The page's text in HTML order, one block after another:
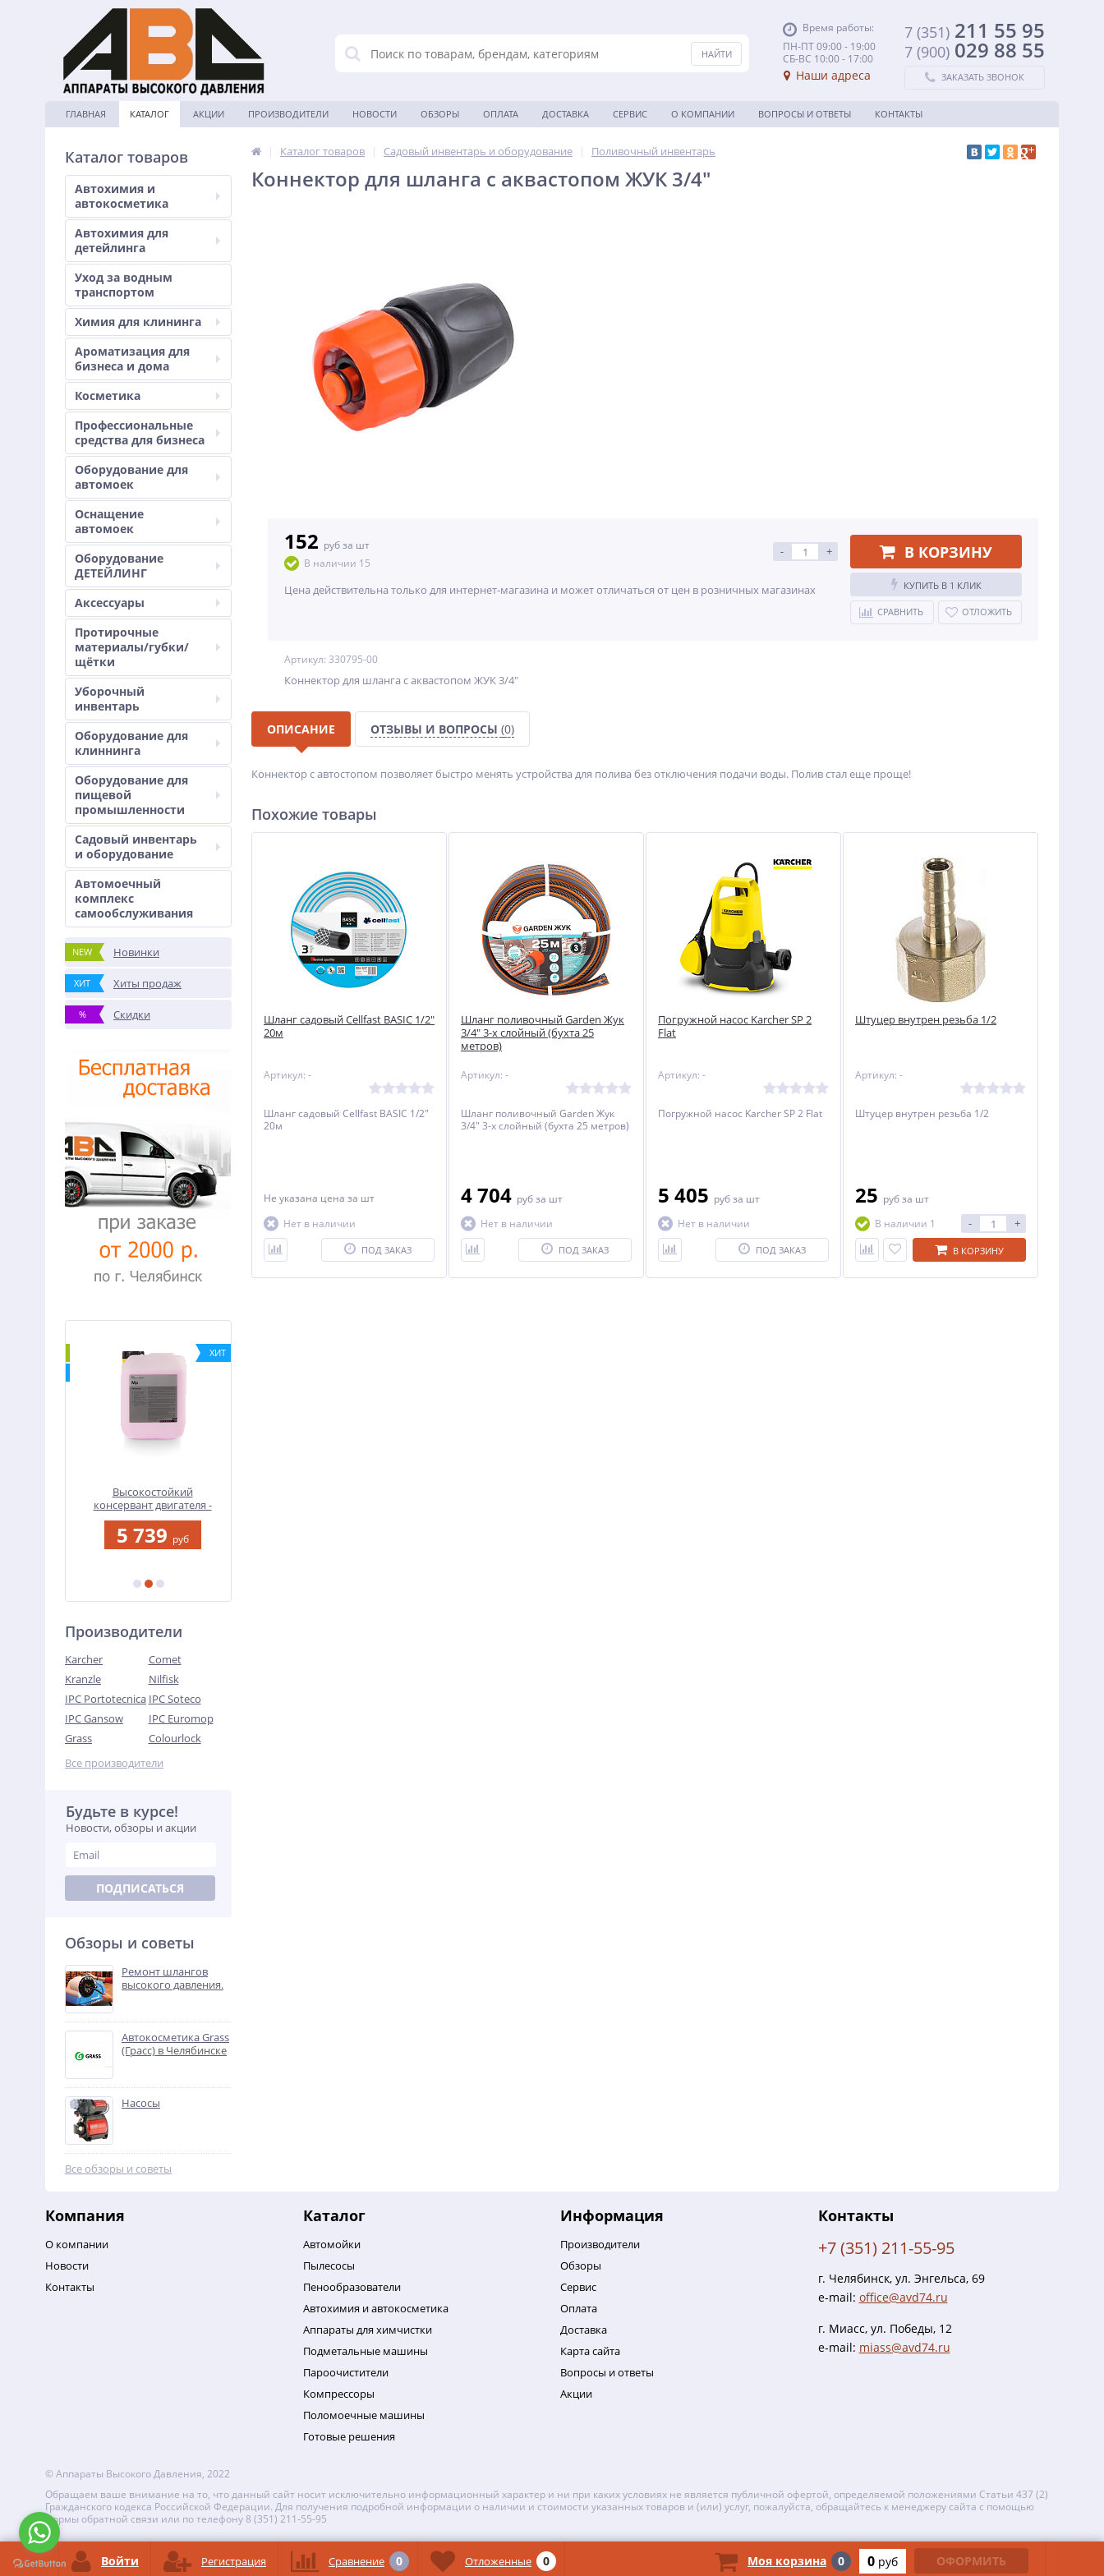
Время работы:
ПН-ПТ 09:00 - 19:00
СБ-ВС 10:00 - 17:00
Наши адреса
7 (351) 211 55 95
7 (900) 029 88 55
ЗАКАЗАТЬ ЗВОНОК
ГЛАВНАЯ КАТАЛОГ АКЦИИ ПРОИЗВОДИТЕЛИ НОВОСТИ ОБЗОРЫ ОПЛАТА ДОСТАВКА СЕРВИС О КОМПАНИИ ВОПРОСЫ И ОТВЕТЫ КОНТАКТЫ
Каталог товаров
Автохимия и
автокосметика
Автохимия для
детейлинга
Уход за водным
транспортом
Химия для клининга
Ароматизация для
бизнеса и дома
Косметика
Профессиональные
средства для бизнеса
Оборудование для
автомоек
Оснащение
автомоек
Оборудование
ДЕТЕЙЛИНГ
Аксессуары
Протирочные
материалы/губки/
щётки
Уборочный
инвентарь
Оборудование для
клиннинга
Оборудование для
пищевой
промышленности
Садовый инвентарь
и оборудование
Автомоечный
комплекс
самообслуживания
NEW Новинки
ХИТ Хиты продаж
% Скидки
ХИТ
Высокостойкий
консервант двигателя -
MOTORPLAST (Mp) | Koch |
5 л
5 739 руб
Производители
Karcher
Comet
Kranzle
Nilfisk
IPC Portotecnica IPC Soteco
IPC Gansow
IPC Euromop
Grass
Colourlock
Все производители
Будьте в курсе!
Новости, обзоры и акции
ПОДПИСАТЬСЯ
Обзоры и советы
Ремонт шлангов
высокого давления.
Автокосметика Grass
(Грасс) в Челябинске
Насосы
Все обзоры и советы
| Каталог товаров | Садовый инвентарь и оборудование | Поливочный инвентарь
Коннектор для шланга с аквастопом ЖУК 3/4"
152 руб за шт
В наличии 15
Цена действительна только для интернет-магазина и может отличаться от цен в розничных магазинах
- + В КОРЗИНУ
КУПИТЬ В 1 КЛИК
СРАВНИТЬ ОТЛОЖИТЬ
Артикул: 330795-00
Коннектор для шланга с аквастопом ЖУК 3/4"
ОПИСАНИЕ ОТЗЫВЫ И ВОПРОСЫ (0)
Коннектор с автостопом позволяет быстро менять устройства для полива без отключения подачи воды. Полив стал еще проще!
Похожие товары
Шланг садовый Cellfast BASIC 1/2"
20м
Артикул: -
Шланг садовый Cellfast BASIC 1/2"
20м
Не указана цена за шт
Нет в наличии
ПОД ЗАКАЗ
Шланг поливочный Garden Жук
3/4" 3-х слойный (бухта 25
метров)
Артикул: -
Шланг поливочный Garden Жук
3/4" 3-х слойный (бухта 25 метров)
4 704 рубза шт
Нет в наличии
ПОД ЗАКАЗ
Погружной насос Karcher SP 2
Flat
Артикул: -
Погружной насос Karcher SP 2 Flat
5 405 рубза шт
Нет в наличии
ПОД ЗАКАЗ
Штуцер внутрен резьба 1/2
Артикул: -
Штуцер внутрен резьба 1/2
25 рубза шт
В наличии 1
- +
В КОРЗИНУ
Компания
О компании
Новости
Контакты
Каталог
Автомойки
Пылесосы
Пенообразователи
Автохимия и автокосметика
Аппараты для химчистки
Подметальные машины
Пароочистители
Компрессоры
Поломоечные машины
Готовые решения
Информация
Производители
Обзоры
Сервис
Оплата
Доставка
Карта сайта
Вопросы и ответы
Акции
Контакты
+7 (351) 211-55-95
г. Челябинск, ул. Энгельса, 69
e-mail: office@avd74.ru
г. Миасс, ул. Победы, 12
e-mail: miass@avd74.ru
© Аппараты Высокого Давления, 2022
Обращаем ваше внимание на то, что данный сайт носит исключительно информационный характер и ни при каких условиях не является публичной офертой, определяемой положениями Статьи 437 (2)
Гражданского кодекса Российской Федерации. Для получения подробной информации о наличии и стоимости указанных товаров и (или) услуг, пожалуйста, обращайтесь к менеджеру сайта с помощью
формы обратной связи или по телефону 8 (351) 211-55-95
Войти Регистрация Сравнение 0 Отложенные 0 Моя корзина 0 0 руб ОФОРМИТЬ